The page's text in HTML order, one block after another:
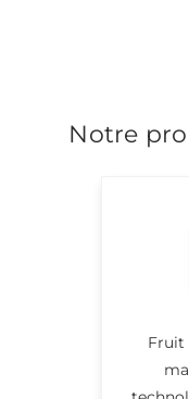
Notre
Fruit